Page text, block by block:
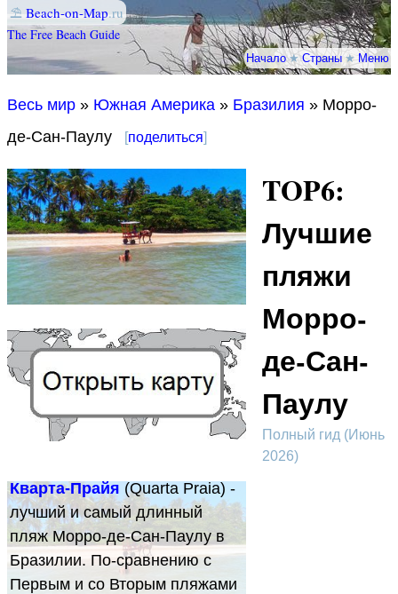
⛱ Beach-on-Map.ru
The Free Beach Guide
Начало★Страны★Меню
Весь мир » Южная Америка » Бразилия » Морро-
де-Сан-Паулу
[поделиться]
TOP6:
Лучшие
пляжи
Морро-
де-Сан-
Паулу
Полный гид (Июнь
2026)
Кварта-Прайя (Quarta Praia) -
лучший и самый длинный
пляж Морро-де-Сан-Паулу в
Бразилии. По-сравнению с
Первым и со Вторым пляжами